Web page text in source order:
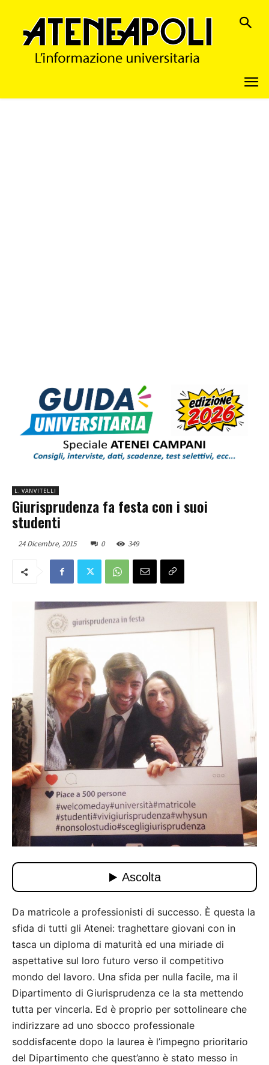
L. VANVITELLI
Giurisprudenza fa festa con i suoi
studenti
24 Dicembre, 2015 0 349
Da matricole a professionisti di successo. È questa la
sfida di tutti gli Atenei: traghettare giovani con in
tasca un diploma di maturità ed una miriade di
aspettative sul loro futuro verso il competitivo
mondo del lavoro. Una sfida per nulla facile, ma il
Dipartimento di Giurisprudenza ce la sta mettendo
tutta per vincerla. Ed è proprio per sottolineare che
indirizzare ad uno sbocco professionale
soddisfacente dopo la laurea è l’impegno prioritario
del Dipartimento che quest’anno è stato messo in